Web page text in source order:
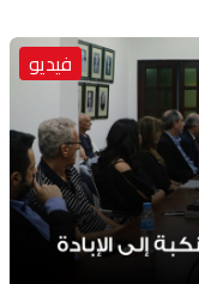
فيديو